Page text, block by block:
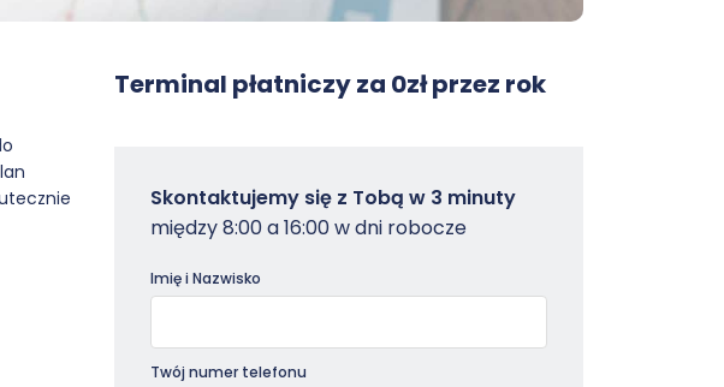
Terminal płatniczy za 0zł przez rok
Zamowterminal
-
Skontaktujemy się z Tobą w 3 minuty
między 8:00 a 16:00 w dni robocze
Imię i Nazwisko
Twój numer telefonu